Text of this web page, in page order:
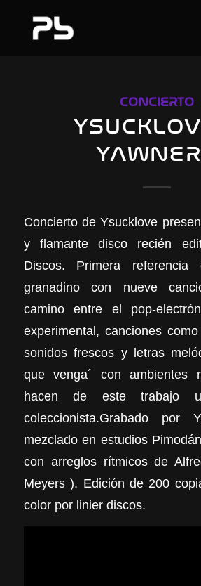
CONCIERTO
Concierto de Ysucklove
y flamante disco recién
Discos. Primera referencia
granadino con nueve
camino entre el pop-
experimental, canciones
sonidos frescos y letras
que venga´ con ambientes
hacen de este trabajo
coleccionista.Grabado por
mezclado en estudios
con arreglos rítmicos de
Meyers ). Edición de 200
color por linier discos.